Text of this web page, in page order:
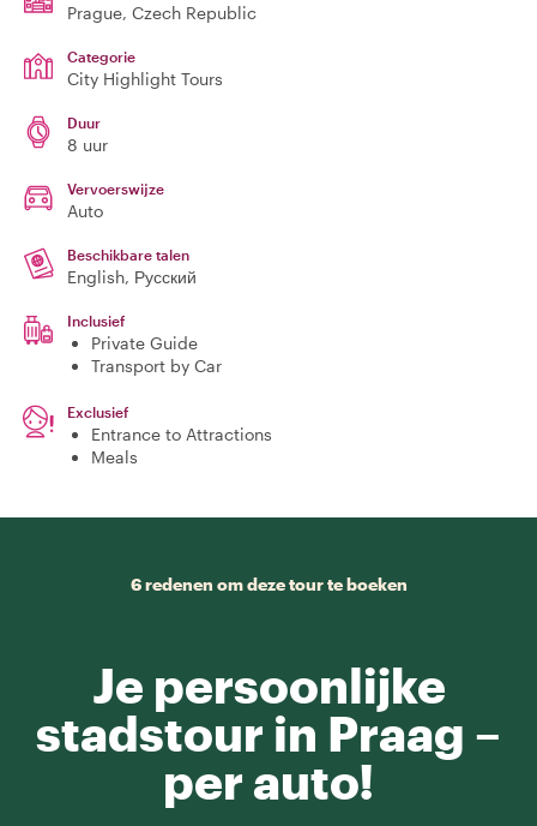
Prague, Czech Republic
Categorie
City Highlight Tours
Duur
8 uur
Vervoerswijze
Auto
Beschikbare talen
English, Русский
Inclusief
Private Guide
Transport by Car
Exclusief
Entrance to Attractions
Meals
6 redenen om deze tour te boeken
Je persoonlijke
stadstour in Praag –
per auto!